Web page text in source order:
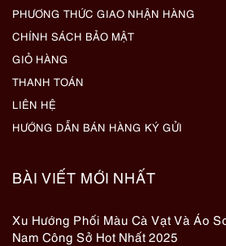
PHƯƠNG THỨC GIAO NHẬN HÀNG
CHÍNH SÁCH BẢO MẬT
GIỎ HÀNG
THANH TOÁN
LIÊN HỆ
HƯỚNG DẪN BÁN HÀNG KÝ GỬI
BÀI VIẾT MỚI NHẤT
Xu Hướng Phối Màu Cà Vạt Và Áo
Nam Công Sở Hot Nhất 2025